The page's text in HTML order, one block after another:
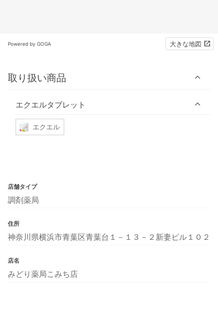
Powered by GOGA 大きな地図
取り扱い商品
エクエルタブレット
エクエル
店舗タイプ
調剤薬局
住所
神奈川県横浜市青葉区青葉台１－１３－２新妻ビル１０２
店名
みどり薬局こみち店